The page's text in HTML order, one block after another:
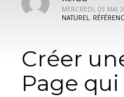
MERCREDI, 05 MAI
NATUREL,
Créer
Page